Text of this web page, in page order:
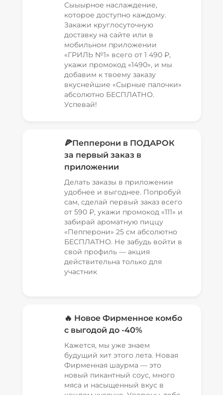
Сыыырное наслаждение,
которое доступно каждому.
Закажи круглосуточную
доставку на сайте или в
мобильном приложении
«ГРИЛЬ №1» всего от 1 490 ₽,
укажи промокод «1490», и мы
добавим к твоему заказу
вкуснейшие «Сырные палочки»
абсолютно БЕСПЛАТНО.
Успевай!
🍕Пепперони в ПОДАРОК
за первый заказ в
приложении
Делать заказы в приложении
удобнее и выгоднее. Попробуй
сам, сделай первый заказ всего
от 590 ₽, укажи промокод «111» и
забирай ароматную пиццу
«Пепперони» 25 см абсолютно
БЕСПЛАТНО. Не забудь войти в
свой профиль — акция
действительна только для
участник
🔥 Новое Фирменное комбо
с выгодой до -40%
Кажется, мы уже знаем
будущий хит этого лета. Новая
Фирменная шаурма — это
новый пикантный соус, много
мяса и насыщенный вкус в